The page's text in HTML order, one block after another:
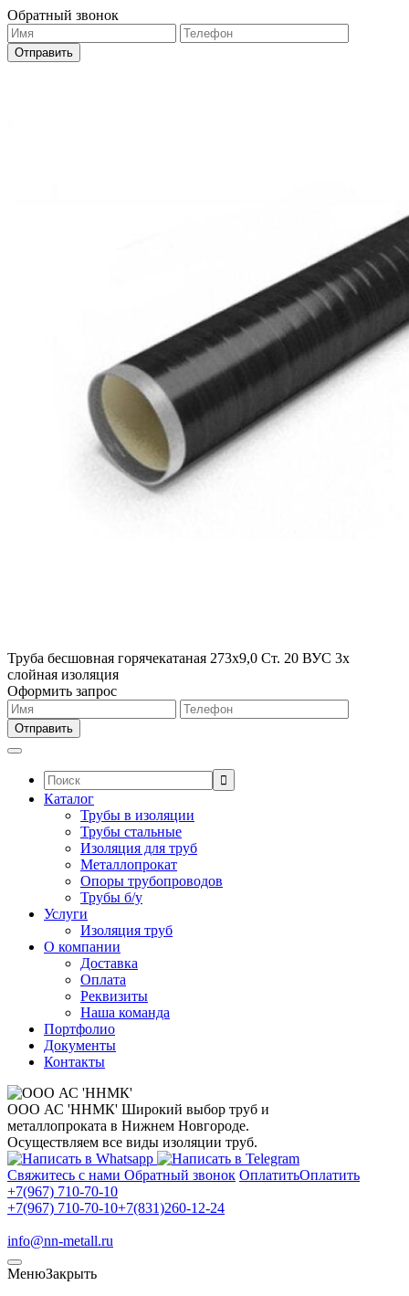
Обратный звонок
Труба бесшовная горячекатаная 273х9,0 Ст. 20 ВУС 3х
слойная изоляция
Оформить запрос
Поиск:
Каталог
Трубы в изоляции
Трубы стальные
Изоляция для труб
Металлопрокат
Опоры трубопроводов
Трубы б/у
Услуги
Изоляция труб
О компании
Доставка
Оплата
Реквизиты
Наша команда
Портфолио
Документы
Контакты
ООО АС 'ННМК' Широкий выбор труб и
металлопроката в Нижнем Новгороде.
Осуществляем все виды изоляции труб.
Свяжитесь с нами Обратный звонок ОплатитьОплатить
+7(967) 710-70-10
+7(967) 710-70-10+7(831)260-12-24
info@nn-metall.ru
МенюЗакрыть